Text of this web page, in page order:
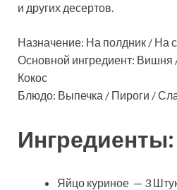
и других десертов.
Назначение: На полдник / На
Основной ингредиент:
Кокос
Блюдо: Выпечка / Пироги /
Ингредиенты:
Яйцо куриное — 3